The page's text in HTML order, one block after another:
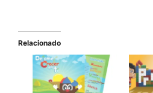
Relacionado